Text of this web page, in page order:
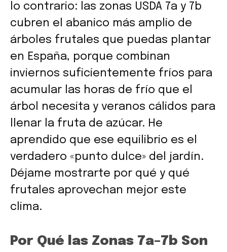
lo contrario: las zonas USDA 7a y 7b
cubren el abanico más amplio de
árboles frutales que puedas plantar
en España, porque combinan
inviernos suficientemente fríos para
acumular las horas de frío que el
árbol necesita y veranos cálidos para
llenar la fruta de azúcar. He
aprendido que ese equilibrio es el
verdadero «punto dulce» del jardín.
Déjame mostrarte por qué y qué
frutales aprovechan mejor este
clima.
Por Qué las Zonas 7a–7b Son